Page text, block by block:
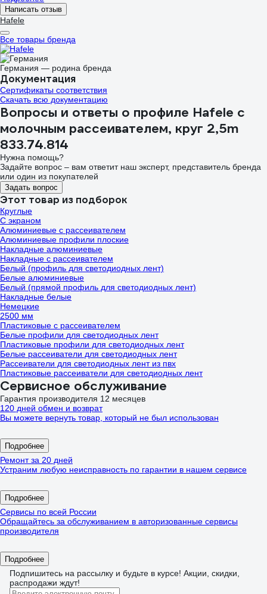
Написать отзыв
Hafele
Все товары бренда
Германия — родина бренда
Документация
Сертификаты соответствия
Скачать всю документацию
Вопросы и ответы о профиле Hafele с
молочным рассеивателем, круг 2,5m
833.74.814
Нужна помощь?
Задайте вопрос – вам ответит наш эксперт, представитель бренда
или один из покупателей
Задать вопрос
Этот товар из подборок
Круглые
С экраном
Алюминиевые с рассеивателем
Алюминиевые профили плоские
Накладные алюминиевые
Накладные с рассеивателем
Белый (профиль для светодиодных лент)
Белые алюминиевые
Белый (прямой профиль для светодиодных лент)
Накладные белые
Немецкие
2500 мм
Пластиковые с рассеивателем
Белые профили для светодиодных лент
Пластиковые профили для светодиодных лент
Белые рассеиватели для светодиодных лент
Рассеиватели для светодиодных лент из пвх
Пластиковые рассеиватели для светодиодных лент
Сервисное обслуживание
Гарантия производителя 12 месяцев
120 дней обмен и возврат
Вы можете вернуть товар, который не был использован
Подробнее
Ремонт за 20 дней
Устраним любую неисправность по гарантии в нашем сервисе
Подробнее
Сервисы по всей России
Обращайтесь за обслуживанием в авторизованные сервисы
производителя
Подробнее
Подпишитесь на рассылку и будьте в курсе! Акции, скидки,
распродажи ждут!